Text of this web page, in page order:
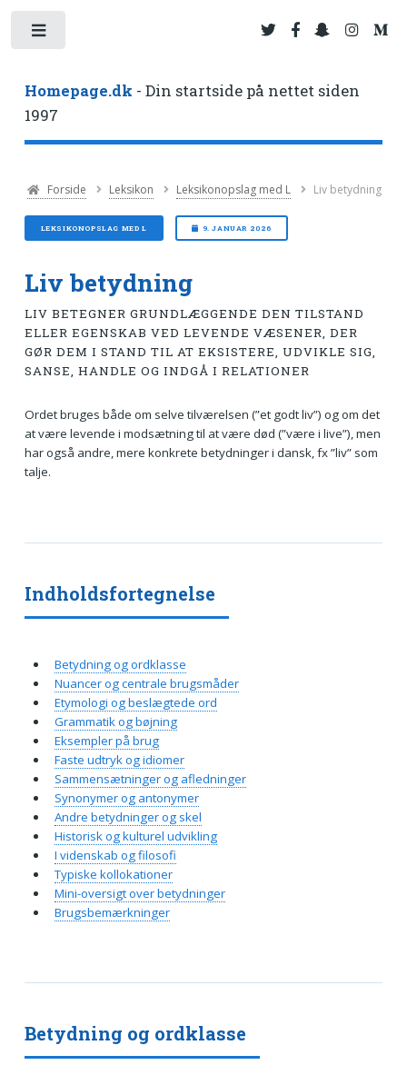
Homepage.dk - Din startside på nettet siden
1997
Forside Leksikon Leksikonopslag med L Liv betydning
LEKSIKONOPSLAG MED L 9. JANUAR 2026
Liv betydning
LIV BETEGNER GRUNDLÆGGENDE DEN TILSTAND
ELLER EGENSKAB VED LEVENDE VÆSENER, DER
GØR DEM I STAND TIL AT EKSISTERE, UDVIKLE SIG,
SANSE, HANDLE OG INDGÅ I RELATIONER
Ordet bruges både om selve tilværelsen (”et godt liv”) og om det
at være levende i modsætning til at være død (”være i live”), men
har også andre, mere konkrete betydninger i dansk, fx ”liv” som
talje.
Betydning og ordklasse
Indholdsfortegnelse
Betydning og ordklasse
Nuancer og centrale brugsmåder
Etymologi og beslægtede ord
Grammatik og bøjning
Eksempler på brug
Faste udtryk og idiomer
Sammensætninger og afledninger
Synonymer og antonymer
Andre betydninger og skel
Historisk og kulturel udvikling
I videnskab og filosofi
Typiske kollokationer
Mini-oversigt over betydninger
Brugsbemærkninger